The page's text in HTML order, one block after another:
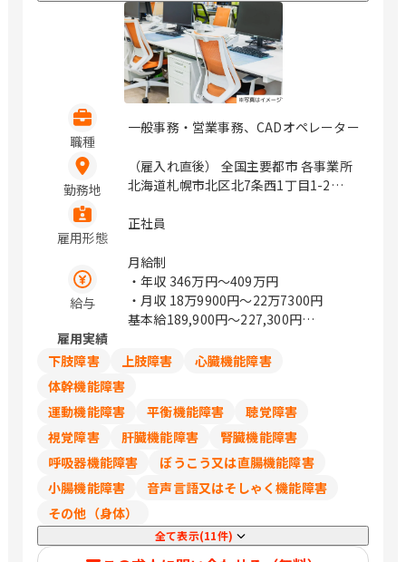
職種
一般事務・営業事務、CADオペレーター
勤務地
（雇入れ直後） 全国主要都市 各事業所
北海道札幌市北区北7条西1丁目1-2
前北通1-10橋市盛岡ビル7F 宮城県仙台
ワービル5F） 山形県山形市篭田3-9-5
福島県郡山市本町一丁目4－8 茨城県水
戸市城南1-1-6 （サザン水戸ビル301）
栃木県宇都宮市城東1丁目-11-5 群馬県
ま市浦和区岸町4-26-15 （浦和SHビル
町1丁目16-3 （SAISHOビル2階） 千葉
県千葉市中央区問屋町1-35 （千葉ポー
町1-3-1 Face13階 （ご予約制） 千葉県
流山市おおたかの森西1-2-3 （アゼリア
テラス9階） 東京都豊島区西池袋1-11-1
（メトロポリタンプラザビル11階） 東
京都新宿区西新宿3-6-11 （西新宿KSビ
雇用形態
正社員
給与
月給制
・年収 346万円〜409万円
・月収 18万9900円〜22万7300円
基本給189,900円～227,300円
※試用期間中の労働条件は同条件
雇用実績
下肢障害
上肢障害
心臓機能障害
体幹機能障害
運動機能障害
平衡機能障害
聴覚障害
視覚障害
肝臓機能障害
腎臓機能障害
呼吸器機能障害
ぼうこう又は直腸機能障害
小腸機能障害
音声言語又はそしゃく機能障害
その他（身体）
全て表示(11件)